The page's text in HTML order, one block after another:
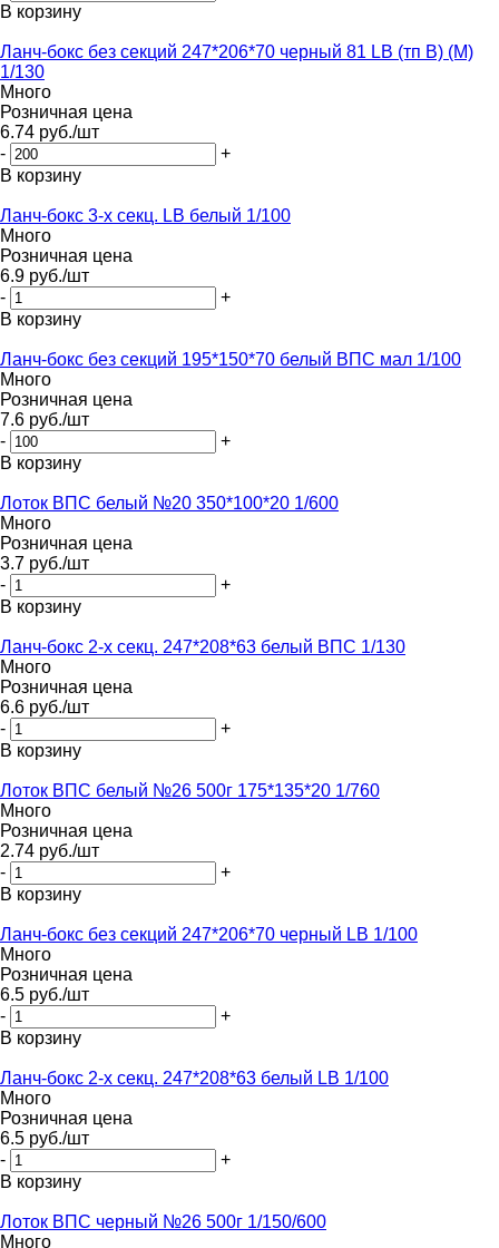
В корзину
Ланч-бокс без секций 247*206*70 черный 81 LB (тп В) (М)
1/130
Много
Розничная цена
6.74 руб./шт
-
+
В корзину
Ланч-бокс 3-х секц. LB белый 1/100
Много
Розничная цена
6.9 руб./шт
-
+
В корзину
Ланч-бокс без секций 195*150*70 белый ВПС мал 1/100
Много
Розничная цена
7.6 руб./шт
-
+
В корзину
Лоток ВПС белый №20 350*100*20 1/600
Много
Розничная цена
3.7 руб./шт
-
+
В корзину
Ланч-бокс 2-х секц. 247*208*63 белый ВПС 1/130
Много
Розничная цена
6.6 руб./шт
-
+
В корзину
Лоток ВПС белый №26 500г 175*135*20 1/760
Много
Розничная цена
2.74 руб./шт
-
+
В корзину
Ланч-бокс без секций 247*206*70 черный LB 1/100
Много
Розничная цена
6.5 руб./шт
-
+
В корзину
Ланч-бокс 2-х секц. 247*208*63 белый LB 1/100
Много
Розничная цена
6.5 руб./шт
-
+
В корзину
Лоток ВПС черный №26 500г 1/150/600
Много